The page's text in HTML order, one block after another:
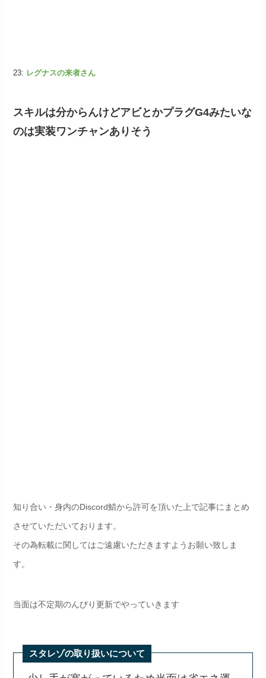
23: レグナスの来者さん
スキルは分からんけどアビとかプラグG4みたいな
のは実装ワンチャンありそう
知り合い・身内のDiscord鯖から許可を頂いた上で記事にまとめ
させていただいております。
その為転載に関してはご遠慮いただきますようお願い致しま
す。
当面は不定期のんびり更新でやっていきます
スタレゾの取り扱いについて